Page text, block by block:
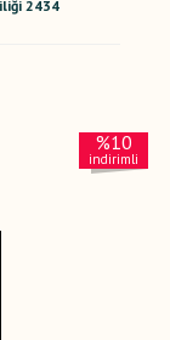
2434
%10
indirimli